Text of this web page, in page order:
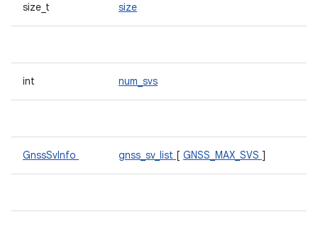
size_t size
int num_svs
GnssSvInfo gnss_sv_list [ GNSS_MAX_SVS ]